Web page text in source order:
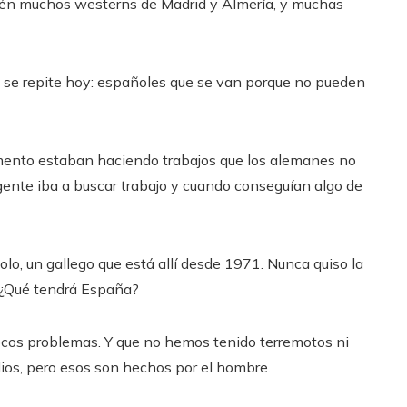
repite hoy: españoles que se van porque no pueden
estaban haciendo trabajos que los alemanes no
iba a buscar trabajo y cuando conseguían algo de
un gallego que está allí desde 1971. Nunca quiso la
tendrá España?
problemas. Y que no hemos tenido terremotos ni
pero esos son hechos por el hombre.